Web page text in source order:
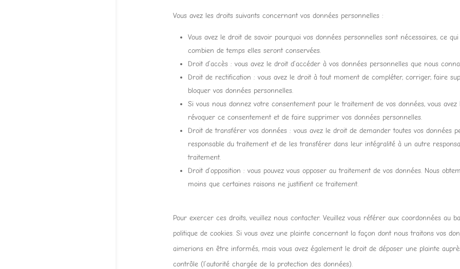
Vous avez les droits suivants concernant vos données personnelles :
Vous avez le droit de savoir pourquoi vos données personnelles sont nécessaires, ce
combien de temps elles seront conservées.
Droit d’accès : vous avez le droit d’accéder à vos données personnelles que nous
Droit de rectification : vous avez le droit à tout moment de compléter, corriger, faire
bloquer vos données personnelles.
Si vous nous donnez votre consentement pour le traitement de vos données, vous
révoquer ce consentement et de faire supprimer vos données personnelles.
Droit de transférer vos données : vous avez le droit de demander toutes vos données
responsable du traitement et de les transférer dans leur intégralité à un autre
traitement.
Droit d’opposition : vous pouvez vous opposer au traitement de vos données. Nous
moins que certaines raisons ne justifient ce traitement.
Pour exercer ces droits, veuillez nous contacter. Veuillez vous référer aux coordonnées au
politique de cookies. Si vous avez une plainte concernant la façon dont nous traitons vos
aimerions en être informés, mais vous avez également le droit de déposer une plainte
contrôle (l’autorité chargée de la protection des données).